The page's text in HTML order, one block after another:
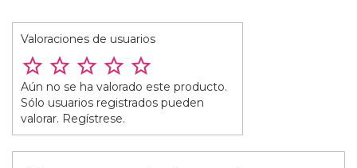
Valoraciones de usuarios
Aún no se ha valorado este producto.
Sólo usuarios registrados pueden
valorar. Regístrese.